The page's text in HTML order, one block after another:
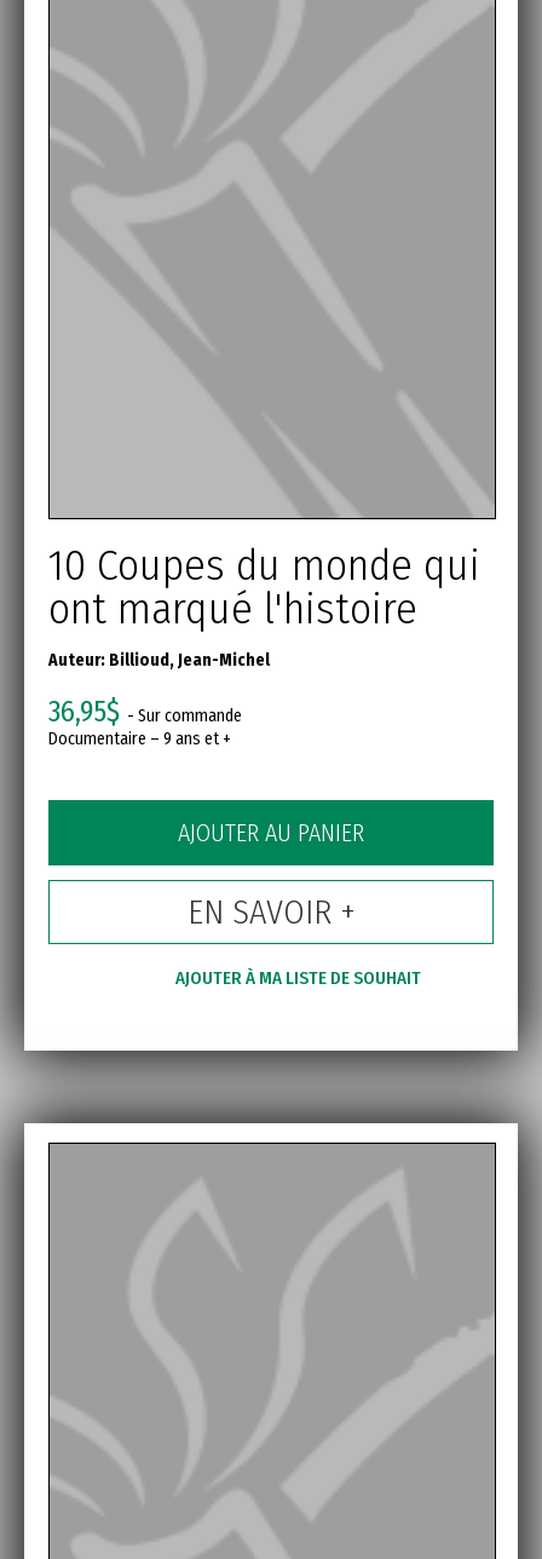
10 Coupes du monde qui
ont marqué l'histoire
Auteur: Billioud, Jean-Michel
36,95$ - Sur commande
Documentaire – 9 ans et +
AJOUTER AU PANIER
EN SAVOIR +
AJOUTER À MA LISTE DE SOUHAIT